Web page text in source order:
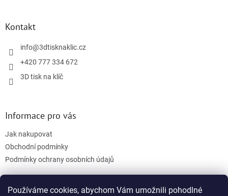
Používáme cookies, abychom Vám umožnili pohodlné
Kontakt
info@3dtisknaklic.cz
+420 777 334 672
3D tisk na klíč
Informace pro vás
Jak nakupovat
Obchodní podmínky
Podmínky ochrany osobních údajů